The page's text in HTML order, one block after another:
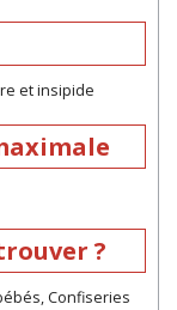
et insipide
?
Confiseries